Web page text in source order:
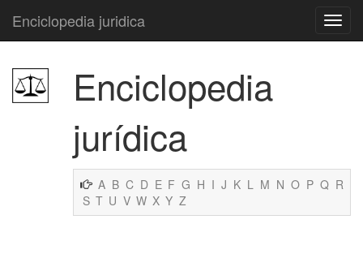
Enciclopedia juridica
Enciclopedia
jurídica
A B C D E F G H I J K L M N O P Q R
S T U V W X Y Z